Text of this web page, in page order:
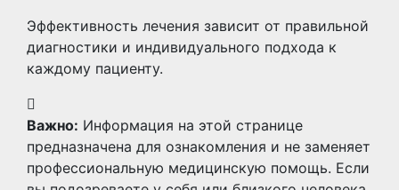
Эффективность лечения зависит от правильной
диагностики и индивидуального подхода к
каждому пациенту.
Важно: Информация на этой странице
предназначена для ознакомления и не заменяет
профессиональную медицинскую помощь. Если